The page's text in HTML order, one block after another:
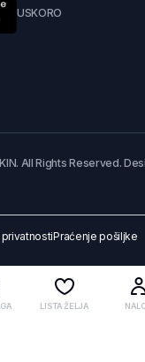
USKORO
All Rights Reserved.
Praćenje pošiljke
LISTA ŽELJA